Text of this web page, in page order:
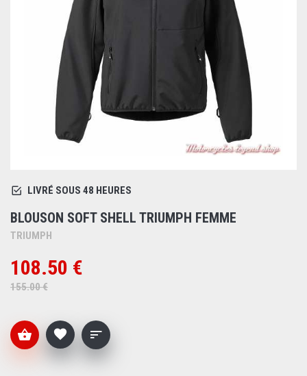
LIVRÉ SOUS 48 HEURES
BLOUSON SOFT SHELL TRIUMPH FEMME
TRIUMPH
108.50 €
155.00 €